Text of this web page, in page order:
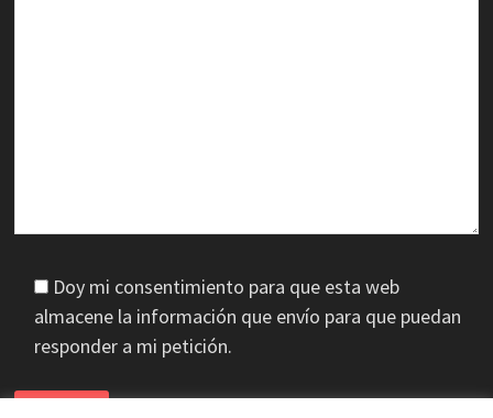
Doy mi consentimiento para que esta web
almacene la información que envío para que puedan
responder a mi petición.